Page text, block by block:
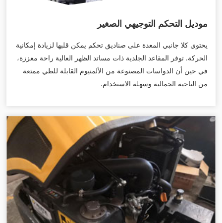
موديل التحكم التوجيهي الصغير
يحتوي كلا جانبي المعدة على صناديق تحكم يمكن قلبها لزيادة إمكانية
الحركة. توفر المقاعد الجلدية ذات مساتد الظهر العالية راحة معززة،
في حين أن الدواسات المصنوعة من الألمنيوم القابلة للطي ممتعة
من الناحية الجمالية وسهلة الاستخدام.